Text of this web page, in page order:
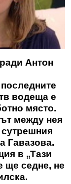
Антон
водеща е
място.
между нея
Гавазова.
в „Тази
ще седне, не